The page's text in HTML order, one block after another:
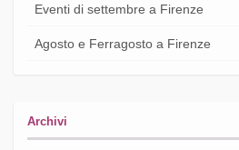
Eventi di settembre a Firenze
Agosto e Ferragosto a Firenze
Archivi